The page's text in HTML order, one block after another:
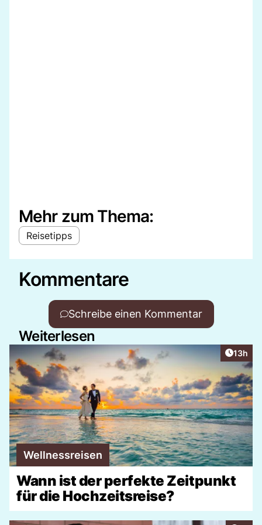
Mehr zum Thema:
Reisetipps
Kommentare
Schreibe einen Kommentar
Weiterlesen
Artikel
13h
Wellnessreisen
Wann ist der perfekte Zeitpunkt
für die Hochzeitsreise?